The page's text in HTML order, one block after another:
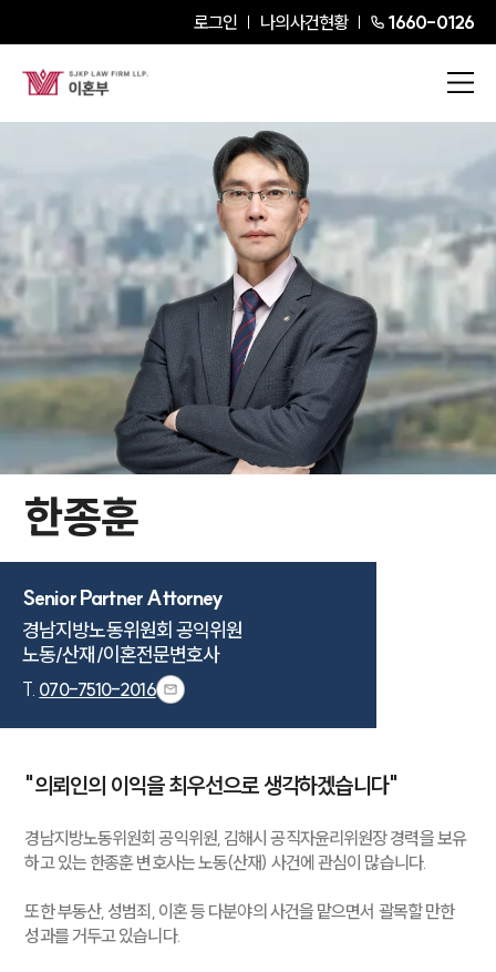
로그인 나의사건현황 1660-0126
한종훈Senior Partner Attorney
한종훈
Senior Partner Attorney
경남지방노동위원회 공익위원
노동/산재/이혼전문변호사
T. 070-7510-2016
"의뢰인의 이익을 최우선으로 생각하겠습니다"
경남지방노동위원회 공익위원, 김해시 공직자윤리위원장 경력을 보유
하고 있는 한종훈 변호사는 노동(산재) 사건에 관심이 많습니다.
또한 부동산, 성범죄, 이혼 등 다분야의 사건을 맡으면서 괄목할 만한
성과를 거두고 있습니다.